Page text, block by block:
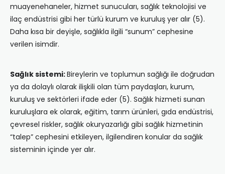
muayenehaneler, hizmet sunucuları, sağlık teknolojisi ve
ilaç endüstrisi gibi her türlü kurum ve kuruluş yer alır (5).
Daha kısa bir deyişle, sağlıkla ilgili “sunum” cephesine
verilen isimdir.
Sağlık sistemi:Bireylerin ve toplumun sağlığı ile doğrudan
ya da dolaylı olarak ilişkili olan tüm paydaşları, kurum,
kuruluş ve sektörleri ifade eder (5). Sağlık hizmeti sunan
kuruluşlara ek olarak, eğitim, tarım ürünleri, gıda endüstrisi,
çevresel riskler, sağlık okuryazarlığı gibi sağlık hizmetinin
“talep” cephesini etkileyen, ilgilendiren konular da sağlık
sisteminin içinde yer alır.